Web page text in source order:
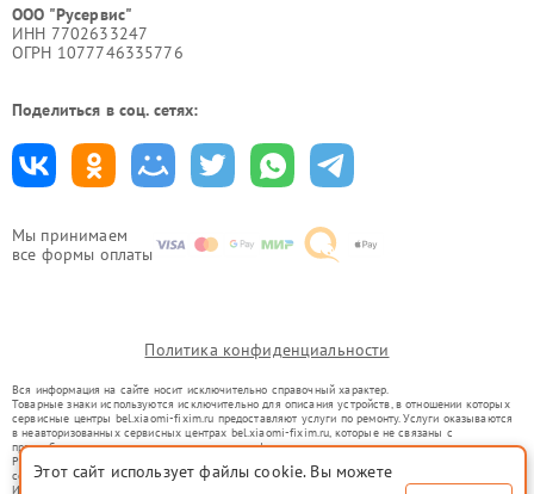
Мы принимаем
все формы оплаты
ООО "Русервис"
ИНН 7702633247
ОГРН 1077746335776
Поделиться в соц. сетях:
Политика конфиденциальности
Вся информация на сайте носит исключительно справочный характер.
Товарные знаки используются исключительно для описания устройств, в отношении которых
сервисные центры bel.xiaomi-fixim.ru предоставляют услуги по ремонту. Услуги оказываются
в неавторизованных сервисных центрах bel.xiaomi-fixim.ru, которые не связаны с
правообладателями товарных знаков или их официальными представителями.
Ремонт осуществляется для устройств, уже введенных в гражданский оборот в соответствии
со статьей 1487 ГК РФ.
Использование товарных знаков не преследует цели индивидуализации услуг или введения
Этот сайт использует файлы cookie. Вы можете